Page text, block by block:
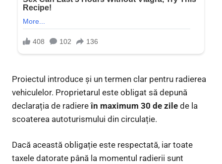
Proiectul introduce și un termen clar pentru radierea
vehiculelor. Proprietarul este obligat să depună
declarația de radiereîn maximum 30 de zile de la
scoaterea autoturismului din circulație.
Dacă această obligație este respectată, iar toate
taxele datorate până la momentul radierii sunt